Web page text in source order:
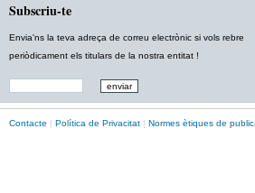
Subscriu-te
Envia'ns la teva adreça de correu electrònic si vols rebre
periòdicament els titulars de la nostra entitat !
Contacte | Política de Privacitat | Normes ètiques de